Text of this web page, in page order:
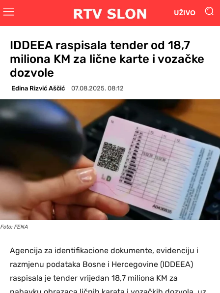
UŽIVO
IDDEEA raspisala tender od 18,7
miliona KM za lične karte i vozačke
dozvole
Edina Rizvić Aščić 07.08.2025. 08:12
Foto: FENA
Agencija za identifikacione dokumente, evidenciju i
razmjenu podataka Bosne i Hercegovine (IDDEEA)
raspisala je tender vrijedan 18,7 miliona KM za